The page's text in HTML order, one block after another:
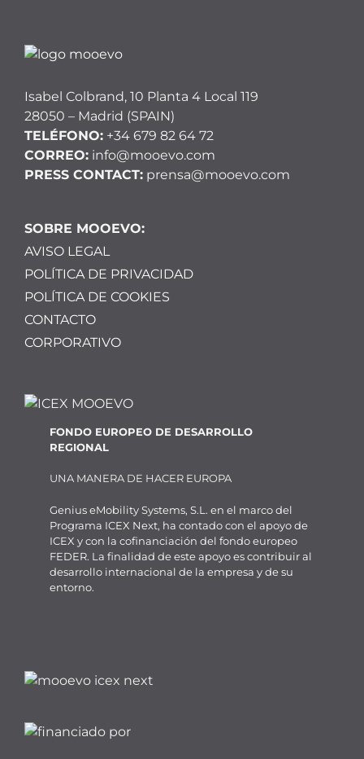
Isabel Colbrand, 10 Planta 4 Local 119
28050 – Madrid (SPAIN)
TELÉFONO: +34 679 82 64 72
CORREO: info@mooevo.com
PRESS CONTACT: prensa@mooevo.com
SOBRE MOOEVO:
AVISO LEGAL
POLÍTICA DE PRIVACIDAD
POLÍTICA DE COOKIES
CONTACTO
CORPORATIVO
FONDO EUROPEO DE DESARROLLO
REGIONAL
UNA MANERA DE HACER EUROPA
Genius eMobility Systems, S.L. en el marco del
Programa ICEX Next, ha contado con el apoyo de
ICEX y con la cofinanciación del fondo europeo
FEDER. La finalidad de este apoyo es contribuir al
desarrollo internacional de la empresa y de su
entorno.